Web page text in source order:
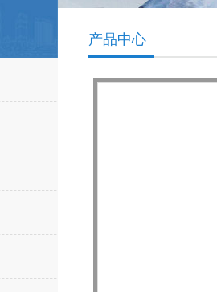
产品中心